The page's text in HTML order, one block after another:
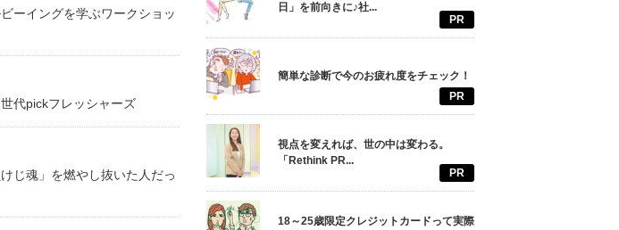
ーイングを学ぶワークショッ
代pickフレッシャーズ
じ魂」を燃やし抜いた人だっ
日」を前向きに♪社...
PR
簡単な診断で今のお疲れ度をチェック！
PR
視点を変えれば、世の中は変わる。
「Rethink PR...
PR
18～25歳限定クレジットカードって実際